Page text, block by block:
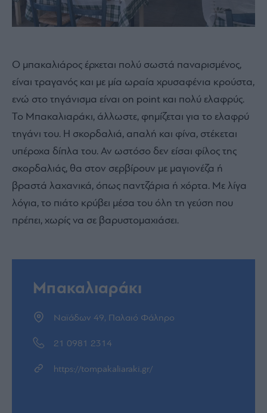
Ο μπακαλιάρος έρχεται πολύ σωστά παναρισμένος,
είναι τραγανός και με μία ωραία χρυσαφένια κρούστα,
ενώ στο τηγάνισμα είναι on point και πολύ ελαφρύς.
Το Μπακαλιαράκι, άλλωστε, φημίζεται για το ελαφρύ
τηγάνι του. Η σκορδαλιά, απαλή και φίνα, στέκεται
υπέροχα δίπλα του. Αν ωστόσο δεν είσαι φίλος της
σκορδαλιάς, θα στον σερβίρουν με μαγιονέζα ή
βραστά λαχανικά, όπως παντζάρια ή χόρτα. Με λίγα
λόγια, το πιάτο κρύβει μέσα του όλη τη γεύση που
πρέπει, χωρίς να σε βαρυστομαχιάσει.
Μπακαλιαράκι
Ναϊάδων 49, Παλαιό Φάληρο
21 0981 2314
https://tompakaliaraki.gr/